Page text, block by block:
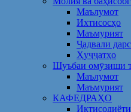
Маълумот
Ихтисосҳо
Маъмурият
Ҷадвали
Ҳуҷҷатҳо
Шуъбаи омӯзиши
Маълумот
Маъмурият
КАФЕДРАҲО